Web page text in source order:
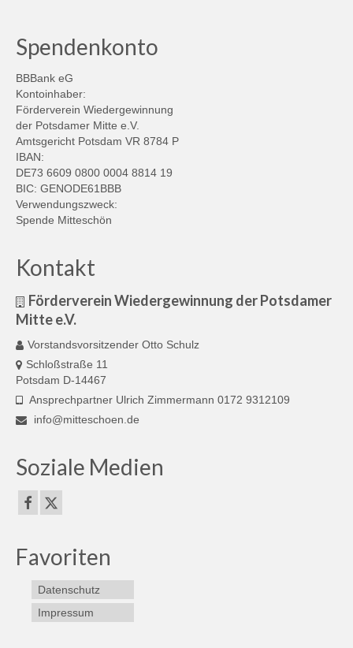
Spendenkonto
BBBank eG
Kontoinhaber:
Förderverein Wiedergewinnung
der Potsdamer Mitte e.V.
Amtsgericht Potsdam VR 8784 P
IBAN:
DE73 6609 0800 0004 8814 19
BIC: GENODE61BBB
Verwendungszweck:
Spende Mitteschön
Kontakt
Förderverein Wiedergewinnung der Potsdamer
Mitte e.V.
Vorstandsvorsitzender Otto Schulz
Schloßstraße 11
Potsdam D-14467
Ansprechpartner Ulrich Zimmermann 0172 9312109
info@mitteschoen.de
Soziale Medien
Favoriten
Datenschutz
Impressum